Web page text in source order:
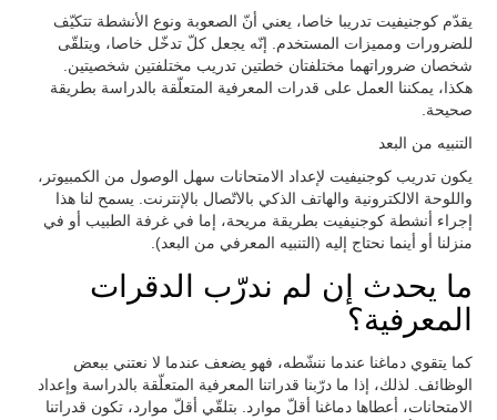
يقدّم كوجنيفيت تدريبا خاصا، يعني أنّ الصعوبة ونوع الأنشطة تتكيّف
للضرورات ومميزات المستخدم. إنّه يجعل كلّ تدخّل خاصا، ويتلقّى
شخصان ضروراتهما مختلفتان خطتين تدريب مختلفتين شخصيتين.
هكذا، يمكننا العمل على قدرات المعرفية المتعلّقة بالدراسة بطريقة
صحيحة.
التنبيه من البعد
يكون تدريب كوجنيفيت لإعداد الامتحانات سهل الوصول من الكمبيوتر،
واللوحة الالكترونية والهاتف الذكي بالاتّصال بالإنترنت. يسمح لنا هذا
إجراء أنشطة كوجنيفيت بطريقة مريحة، إما في غرفة الطبيب أو في
منزلنا أو أينما نحتاج إليه (التنبيه المعرفي من البعد).
ما يحدث إن لم ندرّب الدقرات
المعرفية؟
كما يتقوي دماغنا عندما ننشّطه، فهو يضعف عندما لا نعتني ببعض
الوظائف. لذلك، إذا ما درّبنا قدراتنا المعرفية المتعلّقة بالدراسة وإعداد
الامتحانات، أعطاها دماغنا أقلّ موارد. بتلقّي أقلّ موارد، تكون قدراتنا